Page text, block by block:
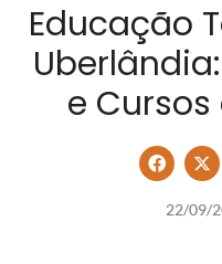
Educação
e
22/09/